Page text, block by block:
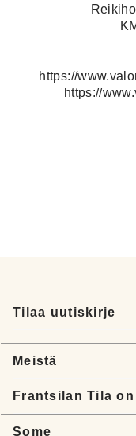
https://
https://
Meistä
Frantsilan Tila
Some
Tilaa uutiskirje